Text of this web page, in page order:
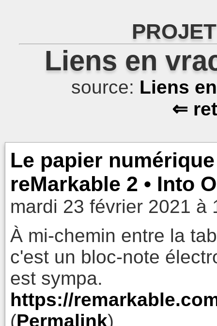
Liens en
source: Liens
⇐
Le papier
reMarkable 2 • Into
mardi 23 février 2021 à
À mi-chemin entre la
c'est un bloc-note
est sympa.
https://
(Permalink)